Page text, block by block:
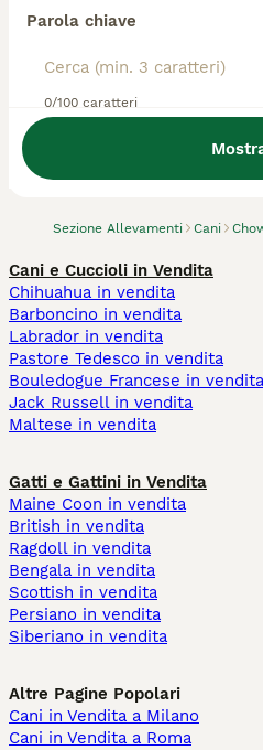
Parola chiave
0/100 caratteri
Sezione Allevamenti Cani
Abbiamo trovato 0
Chow,
Cani e Cuccioli in Vendita
Chihuahua in vendita
Barboncino in vendita
Labrador in vendita
Pastore Tedesco in vendita
Bouledogue Francese in vendita
Jack Russell in vendita
Maltese in vendita
Gatti e Gattini in Vendita
Maine Coon in vendita
British in vendita
Ragdoll in vendita
Bengala in vendita
Scottish in vendita
Persiano in vendita
Siberiano in vendita
Altre Pagine Popolari
Cani in Vendita a Milano
Cani in Vendita a Roma